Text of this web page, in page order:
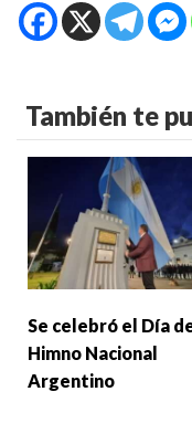
También te
Se celebró el Día
Himno Nacional
Argentino